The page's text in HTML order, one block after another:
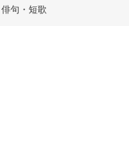
句・短歌